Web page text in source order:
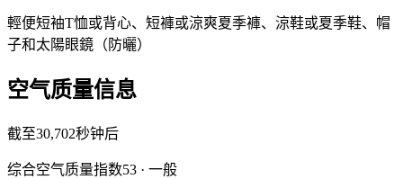
輕便短袖T恤或背心、短褲或涼爽夏季褲、涼鞋或夏季鞋、帽
子和太陽眼鏡（防曬）
空气质量信息
截至30,702秒钟后
综合空气质量指数53 · 一般